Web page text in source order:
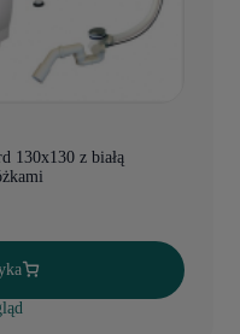
130x130 z białą